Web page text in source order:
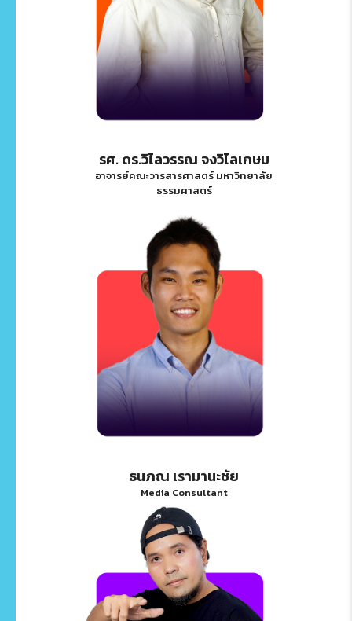
รศ. ดร.วิไลวรรณ จงวิไลเกษม
อาจารย์คณะวารสารศาสตร์ มหาวิทยาลัย
ธรรมศาสตร์
ธนภณ เรามานะชัย
Media Consultant